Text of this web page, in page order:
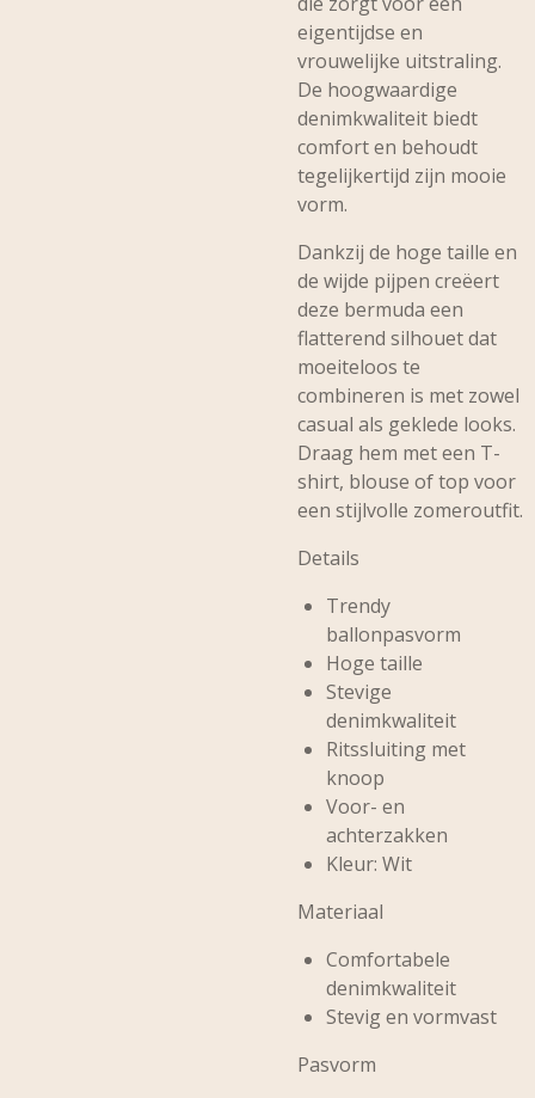
eigentijdse en
vrouwelijke uitstraling.
De hoogwaardige
denimkwaliteit biedt
comfort en behoudt
tegelijkertijd zijn mooie
vorm.
Dankzij de hoge taille en
de wijde pijpen creëert
deze bermuda een
flatterend silhouet dat
moeiteloos te
combineren is met zowel
casual als geklede looks.
Draag hem met een T-
shirt, blouse of top voor
een stijlvolle zomeroutfit.
Details
Trendy
ballonpasvorm
Hoge taille
Stevige
denimkwaliteit
Ritssluiting met
knoop
Voor- en
achterzakken
Kleur: Wit
Materiaal
Comfortabele
denimkwaliteit
Stevig en vormvast
Pasvorm